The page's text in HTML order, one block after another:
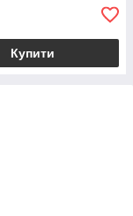
Купити